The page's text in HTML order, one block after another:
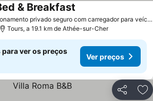
Estacionamento privado seguro com carregador para veículos elétricos
& Breakfast
Tours, a 19.1 km de Athée-sur-Cher
para ver os preços
Ver preços
Partilhar